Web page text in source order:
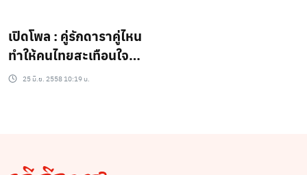
เปิดโพล : คู่รักดาราคู่ไหน
ทำให้คนไทยสะเทือนใจ
ที่สุด??
25 มิ.ย. 2558 10:19 น.